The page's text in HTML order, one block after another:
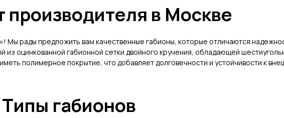
производителя в Москве
Мы рады предложить вам качественные габионы, которые отличаются
из оцинкованной габионной сетки двойного кручения, обладающей
полимерное покрытие, что добавляет долговечности и устойчивости к
Типы габионов